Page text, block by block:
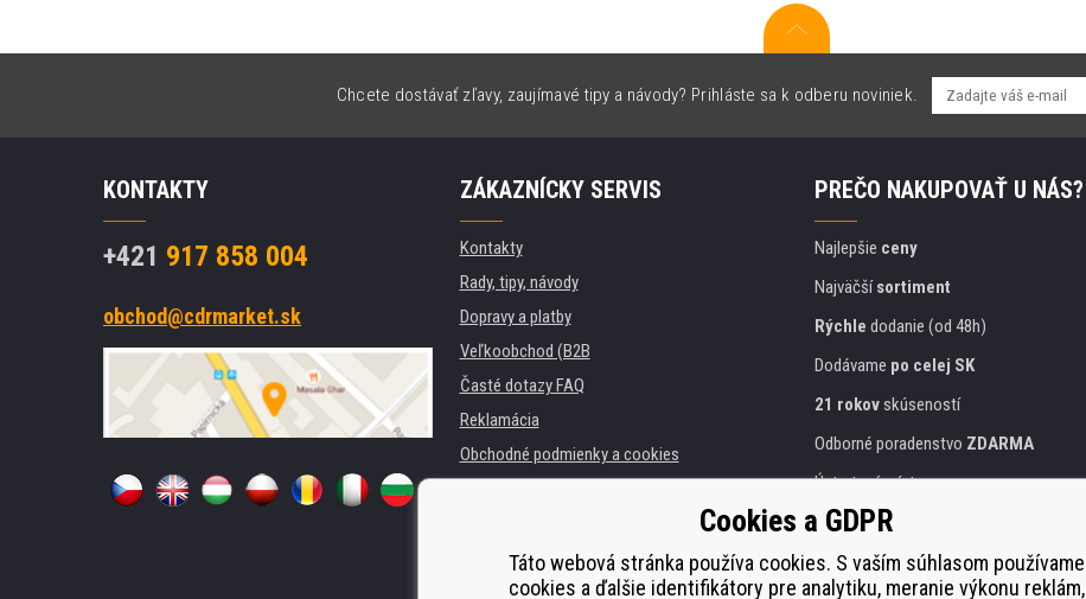
Chcete dostávať zľavy, zaujímavé tipy a návody? Prihláste sa k odberu noviniek.
KONTAKTY
+421 917 858 004
obchod@cdrmarket.sk
ZÁKAZNÍCKY SERVIS
Kontakty
Rady, tipy, návody
Dopravy a platby
Veľkoobchod (B2B
Časté dotazy FAQ
Reklamácia
Obchodné podmienky a cookies
Prenájom tlačiarní
Náhradné plnenie
PREČO NAKUPOVAŤ U NÁS?
Najlepšie ceny
Najväčšísortiment
Rýchle dodanie (od 48h)
Dodávame po celej SK
21 rokovskúseností
Odborné poradenstvo ZDARMA
Ústretový prístup
Zlatýcertifikát
Bezpečnéon-line platby
Cookies a GDPR
Táto webová stránka používa cookies. S vaším súhlasom používame
cookies a ďalšie identifikátory pre analytiku, meranie výkonu reklám,